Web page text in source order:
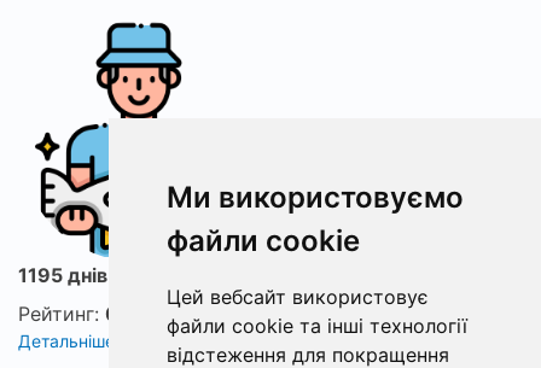
Ми використовуємо
файли cookie
Цей вебсайт використовує
файли cookie та інші технології
відстеження для покращення
1195 днів з ФішХаб
Рейтинг: 0
Детальніше про рейтинг